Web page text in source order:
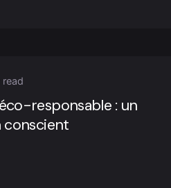
read
responsable : un
conscient